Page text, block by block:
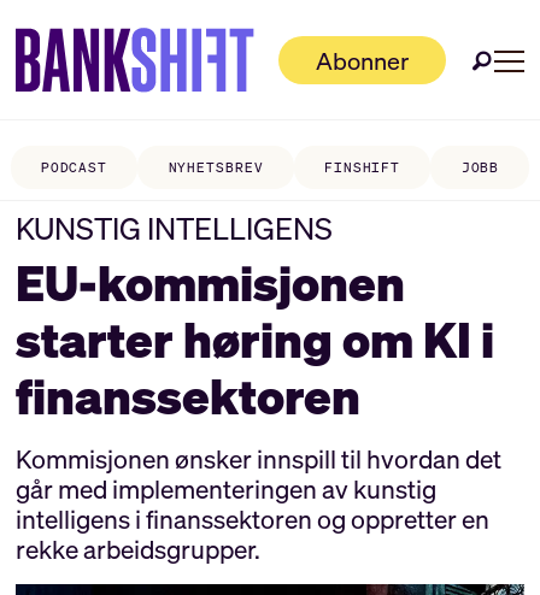
Abonner
PODCAST NYHETSBREV FINSHIFT JOBB
KUNSTIG INTELLIGENS
EU-kommisjonen
starter høring om KI i
finanssektoren
Kommisjonen ønsker innspill til hvordan det
går med implementeringen av kunstig
intelligens i finanssektoren og oppretter en
rekke arbeidsgrupper.